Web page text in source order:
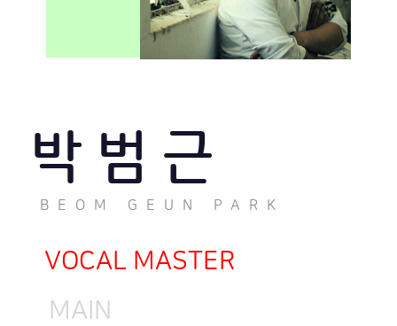
박 범 근
BEOM GEUN PARK
VOCAL MASTER
MAIN